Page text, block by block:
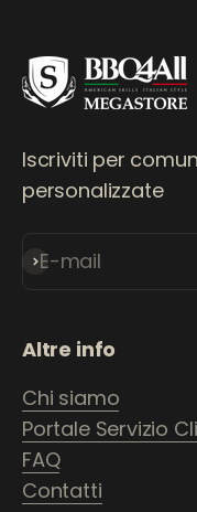
Iscriviti per
personalizzate
E-mail
Iscriviti alla
Altre info
Chi siamo
Portale Servizio
FAQ
Contatti